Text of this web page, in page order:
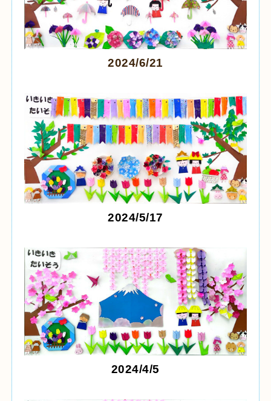
2024/6/21
2024/5/17
2024/4/5